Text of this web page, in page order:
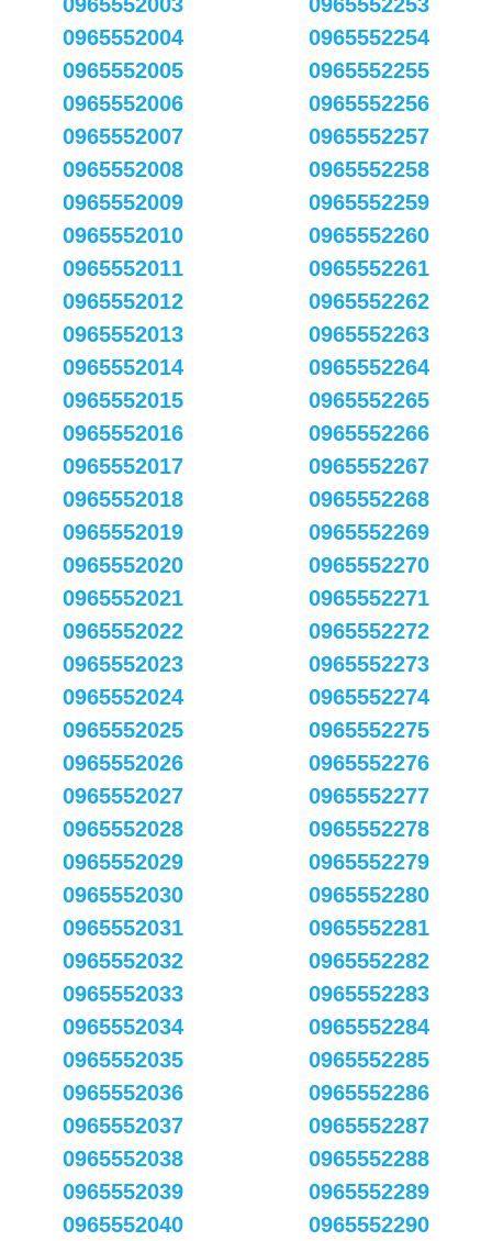
0965552004
0965552005
0965552006
0965552007
0965552008
0965552009
0965552010
0965552011
0965552012
0965552013
0965552014
0965552015
0965552016
0965552017
0965552018
0965552019
0965552020
0965552021
0965552022
0965552023
0965552024
0965552025
0965552026
0965552027
0965552028
0965552029
0965552030
0965552031
0965552032
0965552033
0965552034
0965552035
0965552036
0965552037
0965552038
0965552039
0965552040
0965552254
0965552255
0965552256
0965552257
0965552258
0965552259
0965552260
0965552261
0965552262
0965552263
0965552264
0965552265
0965552266
0965552267
0965552268
0965552269
0965552270
0965552271
0965552272
0965552273
0965552274
0965552275
0965552276
0965552277
0965552278
0965552279
0965552280
0965552281
0965552282
0965552283
0965552284
0965552285
0965552286
0965552287
0965552288
0965552289
0965552290